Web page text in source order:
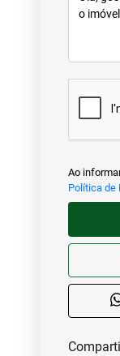
Ao
Política de